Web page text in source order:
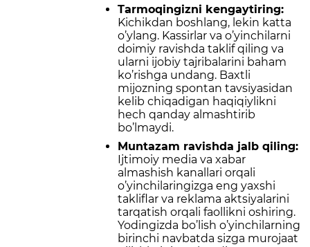
Tarmoqingizni kengaytiring:
Kichikdan boshlang, lekin katta
o’ylang. Kassirlar va o’yinchilarni
doimiy ravishda taklif qiling va
ularni ijobiy tajribalarini baham
ko’rishga undang. Baxtli
mijozning spontan tavsiyasidan
kelib chiqadigan haqiqiylikni
hech qanday almashtirib
bo’lmaydi.
Muntazam ravishda jalb qiling:
Ijtimoiy media va xabar
almashish kanallari orqali
o’yinchilaringizga eng yaxshi
takliflar va reklama aktsiyalarini
tarqatish orqali faollikni oshiring.
Yodingizda bo’lish o’yinchilarning
birinchi navbatda sizga murojaat